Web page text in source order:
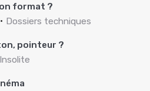
format ?
Dossiers techniques
pointeur ?
Insolite